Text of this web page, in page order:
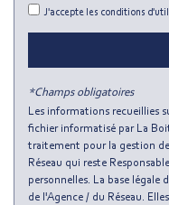
Taxe habitation
Taxe foncière
Habitants de moins de
Habitants de 25 à 55 ans
J'accepte les conditions
*Champs obligatoires
Les informations recueillies
fichier informatisé par La
traitement pour la gestion
Réseau qui reste
personnelles. La base
de l'Agence / du Réseau.